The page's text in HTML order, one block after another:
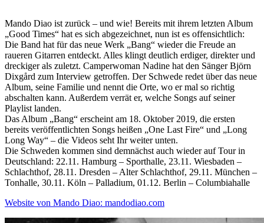
Mando Diao ist zurück – und wie! Bereits mit ihrem letzten Album
„Good Times“ hat es sich abgezeichnet, nun ist es offensichtlich:
Die Band hat für das neue Werk „Bang“ wieder die Freude an
raueren Gitarren entdeckt. Alles klingt deutlich erdiger, direkter und
dreckiger als zuletzt. Camperwoman Nadine hat den Sänger Björn
Dixgård zum Interview getroffen. Der Schwede redet über das neue
Album, seine Familie und nennt die Orte, wo er mal so richtig
abschalten kann. Außerdem verrät er, welche Songs auf seiner
Playlist landen.
Das Album „Bang“ erscheint am 18. Oktober 2019, die ersten
bereits veröffentlichten Songs heißen „One Last Fire“ und „Long
Long Way“ – die Videos seht Ihr weiter unten.
Die Schweden kommen sind demnächst auch wieder auf Tour in
Deutschland: 22.11. Hamburg – Sporthalle, 23.11. Wiesbaden –
Schlachthof, 28.11. Dresden – Alter Schlachthof, 29.11. München –
Tonhalle, 30.11. Köln – Palladium, 01.12. Berlin – Columbiahalle
Website von Mando Diao: mandodiao.com